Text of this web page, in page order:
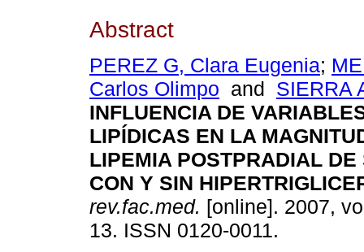
Abstract
PEREZ G, Clara Eugenia;
Carlos Olimpo and SIERRA
INFLUENCIA DE
LIPÍDICAS EN LA
LIPEMIA POSTPRADIAL DE
CON Y SIN
rev.fac.med. [online]. 2007,
13. ISSN 0120-0011.